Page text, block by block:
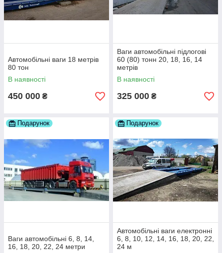
Автомобільні ваги 18 метрів
80 тон
В наявності
450 000 ₴
Ваги автомобільні підлогові
60 (80) тонн 20, 18, 16, 14
метрів
В наявності
325 000 ₴
Подарунок
Ваги автомобільні 6, 8, 14,
16, 18, 20, 22, 24 метри
Подарунок
Автомобільні ваги електронні
6, 8, 10, 12, 14, 16, 18, 20, 22,
24 м